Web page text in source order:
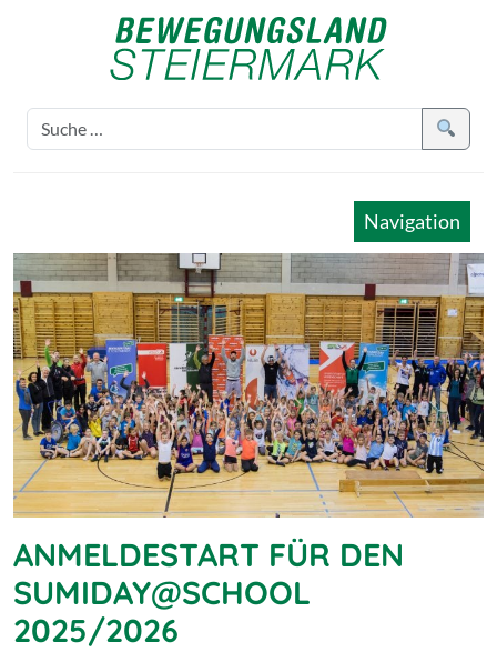
Navigation
ANMELDESTART FÜR DEN
SUMIDAY@SCHOOL
2025/2026